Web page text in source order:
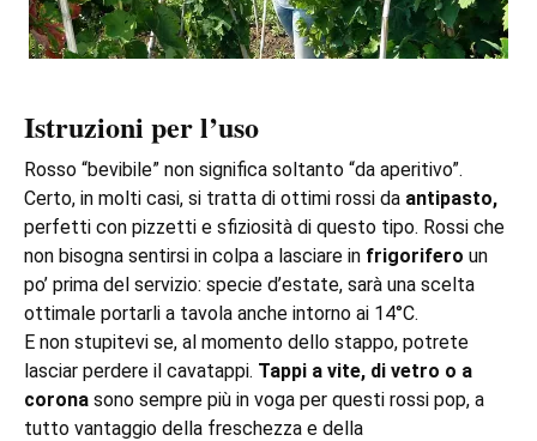
Istruzioni per l’uso
Rosso “bevibile” non significa soltanto “da aperitivo”.
Certo, in molti casi, si tratta di ottimi rossi da antipasto,
perfetti con pizzetti e sfiziosità di questo tipo. Rossi che
non bisogna sentirsi in colpa a lasciare in frigorifero un
po’ prima del servizio: specie d’estate, sarà una scelta
ottimale portarli a tavola anche intorno ai 14°C.
E non stupitevi se, al momento dello stappo, potrete
lasciar perdere il cavatappi. Tappi a vite, di vetro o a
corona sono sempre più in voga per questi rossi pop, a
tutto vantaggio della freschezza e della